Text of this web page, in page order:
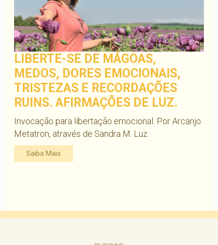
LIBERTE-SE DE MÁGOAS,
MEDOS, DORES EMOCIONAIS,
TRISTEZAS E RECORDAÇÕES
RUINS. AFIRMAÇÕES DE LUZ.
Invocação para libertação emocional. Por Arcanjo
Metatron, através de Sandra M. Luz.
Saiba Mais